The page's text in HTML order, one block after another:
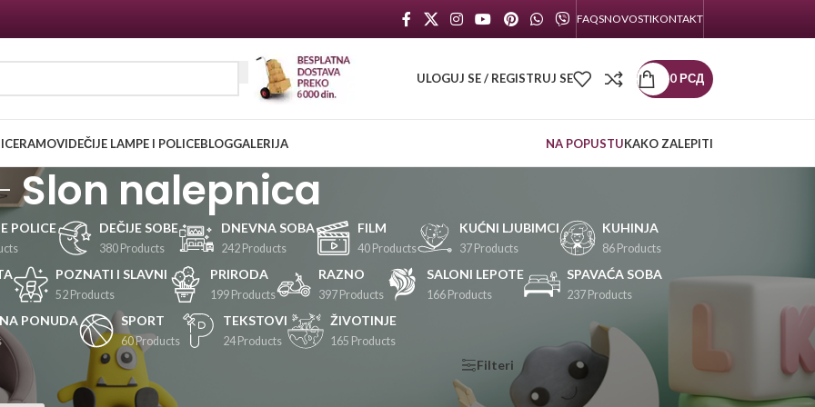
FAQSNOVOSTIKONTAKT
ULOGUJ SE / REGISTRUJ SE 0РСД
RAMOVIDEČIJE LAMPE I POLICEBLOGGALERIJA NA POPUSTUKAKO ZALEPITI
Slon nalepnica
POLICE DEČIJE SOBE
380 Products
DNEVNA SOBA
242 Products
FILM
40 Products
KUĆNI LJUBIMCI
37 Products
KUHINJA
86 Products
POZNATI I SLAVNI
52 Products
PRIRODA
199 Products
RAZNO
397 Products
SALONI LEPOTE
166 Products
SPAVAĆA SOBA
237 Products
PONUDA SPORT
60 Products
TEKSTOVI
24 Products
ŽIVOTINJE
165 Products
Filteri
KATEGORIJE
PROIZVODA